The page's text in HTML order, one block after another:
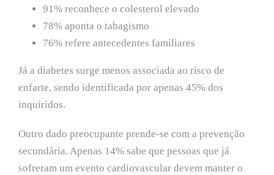
91% reconhece o colesterol elevado
78% aponta o tabagismo
76% refere antecedentes familiares
Já a diabetes surge menos associada ao risco de
enfarte, sendo identificada por apenas 45% dos
inquiridos.
Outro dado preocupante prende-se com a prevenção
secundária. Apenas 14% sabe que pessoas que já
sofreram um evento cardiovascular devem manter o